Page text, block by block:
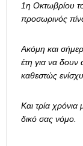
1η Οκτωβρίου
προσωρινός
Ακόμη και
έτη για να δουν
καθεστώς
Και τρία χρόνια
δικό σας νόμο.